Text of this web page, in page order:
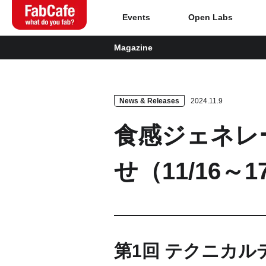
Global
Home
About
Events
Events Open Labs
Magazine
News & Releases 2024.11.9
食感ジェネ
せ（11/16～
第1回 テクニカル